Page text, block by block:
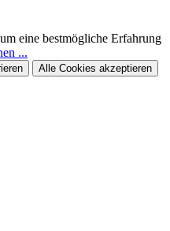
eine bestmögliche Erfahrung
...
Alle Cookies akzeptieren